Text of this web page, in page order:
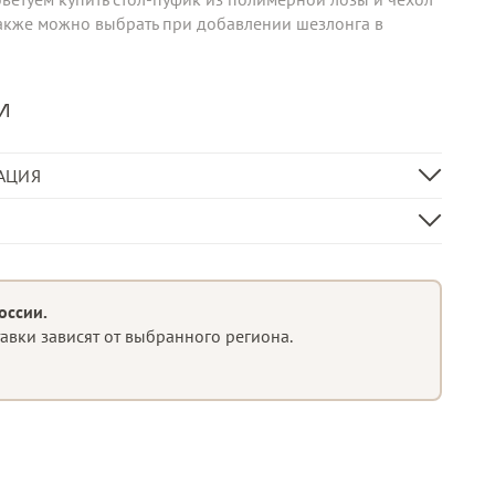
можно выбрать при добавлении шезлонга в
80 х 75 х 125 (±10 см)
климату
зависят от выбранного региона.